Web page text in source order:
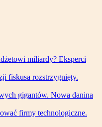
miliardy? Eksperci
fiskusa rozstrzygnięty.
gigantów. Nowa danina
firmy technologiczne.